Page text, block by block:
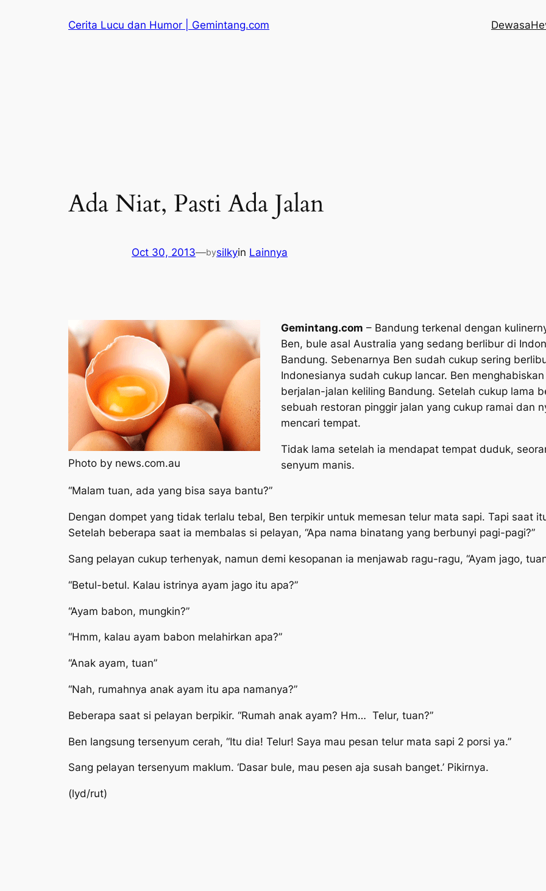
Cerita Lucu dan Humor | Gemintang.com Dewasa
Ada Niat, Pasti Ada Jalan
Oct 30, 2013—bysilkyin Lainnya
Photo by news.com.au
Gemintang.com – Bandung terkenal dengan
Ben, bule asal Australia yang sedang berlibur di
Bandung. Sebenarnya Ben sudah cukup sering
Indonesianya sudah cukup lancar. Ben
berjalan-jalan keliling Bandung. Setelah cukup lama
sebuah restoran pinggir jalan yang cukup ramai dan
mencari tempat.
Tidak lama setelah ia mendapat tempat duduk,
senyum manis.
“Malam tuan, ada yang bisa saya bantu?”
Dengan dompet yang tidak terlalu tebal, Ben terpikir untuk memesan telur mata sapi. Tapi saat
Setelah beberapa saat ia membalas si pelayan, “Apa nama binatang yang berbunyi pagi-pagi?”
Sang pelayan cukup terhenyak, namun demi kesopanan ia menjawab ragu-ragu, “Ayam jago,
“Betul-betul. Kalau istrinya ayam jago itu apa?”
“Ayam babon, mungkin?”
“Hmm, kalau ayam babon melahirkan apa?”
“Anak ayam, tuan”
“Nah, rumahnya anak ayam itu apa namanya?”
Beberapa saat si pelayan berpikir. “Rumah anak ayam? Hm… Telur, tuan?”
Ben langsung tersenyum cerah, “Itu dia! Telur! Saya mau pesan telur mata sapi 2 porsi ya.”
Sang pelayan tersenyum maklum. ‘Dasar bule, mau pesen aja susah banget.’ Pikirnya.
(lyd/rut)